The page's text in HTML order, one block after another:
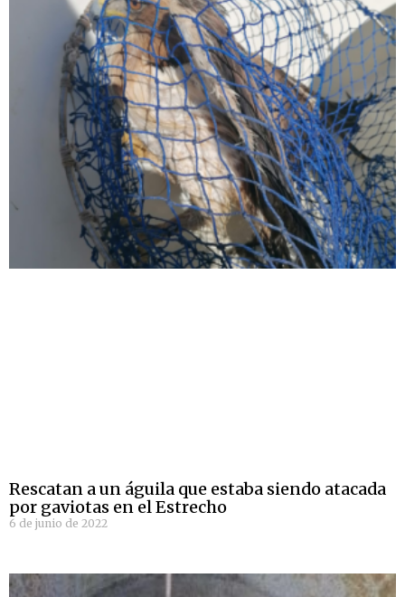
Rescatan a un águila que estaba siendo atacada
por gaviotas en el Estrecho
6 de junio de 2022